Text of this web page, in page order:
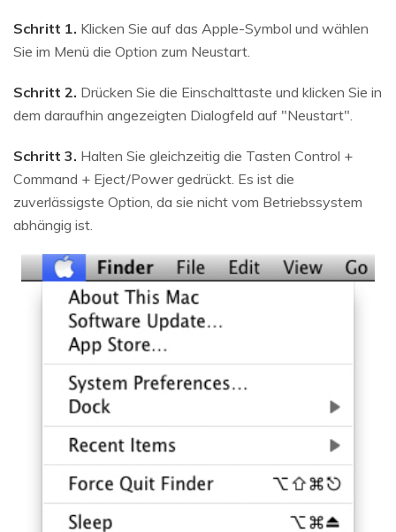
Schritt 1. Klicken Sie auf das Apple-Symbol und wählen
Sie im Menü die Option zum Neustart.
Schritt 2. Drücken Sie die Einschalttaste und klicken Sie in
dem daraufhin angezeigten Dialogfeld auf "Neustart".
Schritt 3. Halten Sie gleichzeitig die Tasten Control +
Command + Eject/Power gedrückt. Es ist die
zuverlässigste Option, da sie nicht vom Betriebssystem
abhängig ist.